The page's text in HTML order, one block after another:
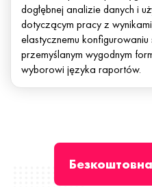
dogłębnej analizie danych i
dotyczącym pracy z
elastycznemu
przemyślanym wygodnym
wyborowi języka raportów.